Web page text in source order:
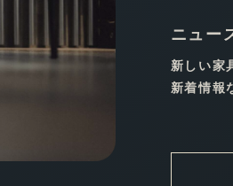
ニュー
新しい家
新着情報